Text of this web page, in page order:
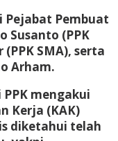
Pejabat Pembuat
Susanto (PPK
SMA), serta
Arham.
mengakui
Kerja (KAK)
diketahui telah